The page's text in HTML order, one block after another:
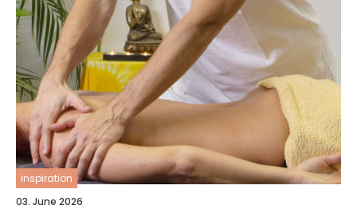
inspiration
03. June 2026